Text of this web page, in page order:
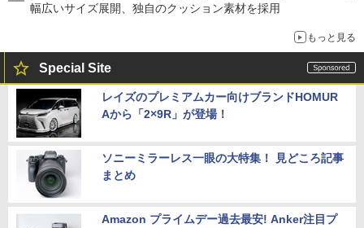
幅広いサイズ展開、独自のクッション素材を採用
もっと見る
Special Site
レイズのプレミアムカー向けブランドHOMUR
Aから「2×9R」が登場！
ソニーミラーレス一眼の大特集！ 見どころ記事
まとめ
Amazon プライムデー過去最安! Anker注目プ